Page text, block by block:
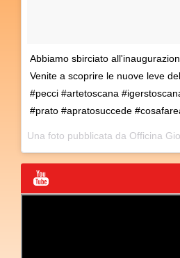
Abbiamo sbirciato
Venite a scoprire le nuove leve
#pecci #artetoscana
#prato #apratosuccede